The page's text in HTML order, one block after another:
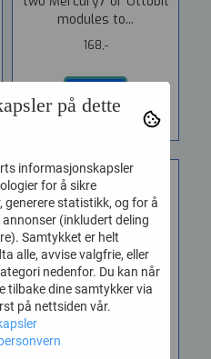
modules to...
168,-
på dette
informasjonskapsler
for å sikre
generere statistikk, og for å
(inkludert deling
Samtykket er helt
alle, avvise valgfrie, eller
nedenfor. Du kan når
tilbake dine samtykker via
på nettsiden vår.